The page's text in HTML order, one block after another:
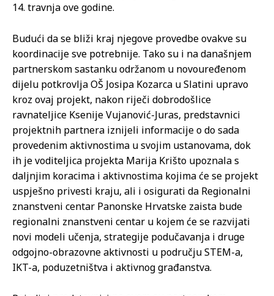
14. travnja ove godine.
Budući da se bliži kraj njegove provedbe ovakve su
koordinacije sve potrebnije. Tako su i na današnjem
partnerskom sastanku održanom u novouređenom
dijelu potkrovlja OŠ Josipa Kozarca u Slatini upravo
kroz ovaj projekt, nakon riječi dobrodošlice
ravnateljice Ksenije Vujanović-Juras, predstavnici
projektnih partnera iznijeli informacije o do sada
provedenim aktivnostima u svojim ustanovama, dok
ih je voditeljica projekta Marija Krišto upoznala s
daljnjim koracima i aktivnostima kojima će se projekt
uspješno privesti kraju, ali i osigurati da Regionalni
znanstveni centar Panonske Hrvatske zaista bude
regionalni znanstveni centar u kojem će se razvijati
novi modeli učenja, strategije podučavanja i druge
odgojno-obrazovne aktivnosti u području STEM-a,
IKT-a, poduzetništva i aktivnog građanstva.